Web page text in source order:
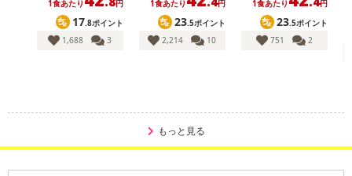
※保管期間切れにより返送となった場合は、配送元に返送となりま
す。お申込みは、キャンセル返金とさせていただきます。
※クロネコメンバーズへご登録いただきましても「再配達依頼・お
※お申込み後のキャンセルはお受けできません。
記載されている内容を必ずご確認いただき、お届けする商品セット
にご納得いただきましたうえでお申し込みください。
※パッケージ変更や商品リニューアル(成分など含む)等により、参考
1食あたり 円
17.8ポイント
1,688
3
1食あたり 円
23.5ポイント
2,214
10
1食あたり 円
23.5ポイント
751
2
もっと見る